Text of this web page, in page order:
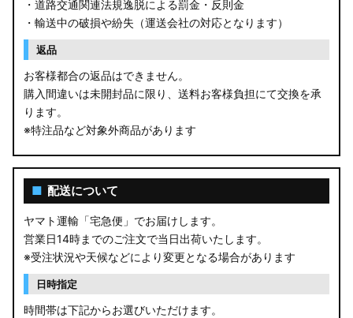
・道路交通関連法規逸脱による罰金・反則金
・輸送中の破損や紛失（運送会社の対応となります）
返品
お客様都合の返品はできません。
購入間違いは未開封品に限り、送料お客様負担にて交換を承
ります。
※特注品など対象外商品があります
■ 配送について
ヤマト運輸「宅急便」でお届けします。
営業日14時までのご注文で当日出荷いたします。
※受注状況や天候などにより変更となる場合があります
日時指定
時間帯は下記からお選びいただけます。